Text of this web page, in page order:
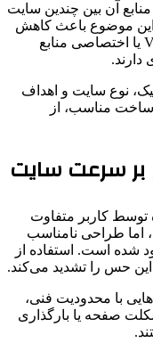
آن بین چندین سایت
این موضوع باعث کاهش
سرعت می‌شود. در مقابل، هاست‌های VPS یا اختصاصی منابع
دارند.
نوع سایت و اهداف
مناسب، از
بر سرعت سایت
کاربر متفاوت
طراحی نامناسب
شده است. استفاده از
این حس را تشدید می‌کند.
با محدودیت فنی،
صفحه یا بارگذاری